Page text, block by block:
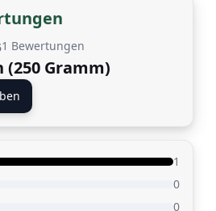
1 Bewertungen
(250 Gramm)
1
0
0